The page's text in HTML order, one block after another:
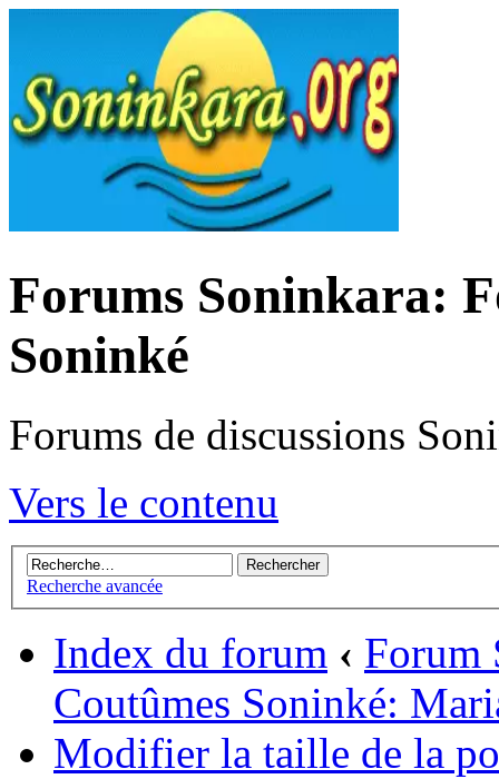
Forums Soninkara:
Soninké
Forums de discussions
Vers le contenu
Recherche avancée
Index du forum ‹ Forum
Coutûmes Soninké:
Modifier la taille de la